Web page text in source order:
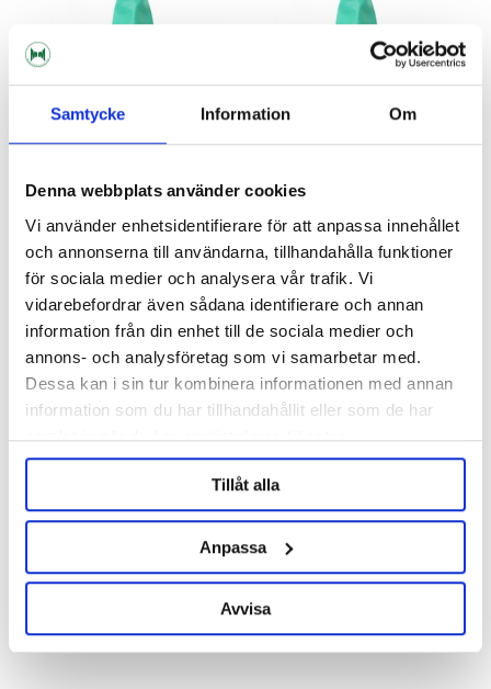
Samtycke Information Om
Denna webbplats använder cookies
Vi använder enhetsidentifierare för att anpassa innehållet
och annonserna till användarna, tillhandahålla funktioner
för sociala medier och analysera vår trafik. Vi
vidarebefordrar även sådana identifierare och annan
information från din enhet till de sociala medier och
annons- och analysföretag som vi samarbetar med.
Dessa kan i sin tur kombinera informationen med annan
information som du har tillhandahållit eller som de har
samlat in när du har använt deras tjänster.
Tillåt alla
Anpassa
Avvisa
Brewing Gloves L AlphaTec
Solvex
147dkk
Solvex
147dkk
Brewing Gloves XL Blichmann